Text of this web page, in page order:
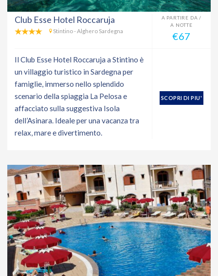
Club Esse Hotel Roccaruja
Stintino - Alghero Sardegna
A PARTIRE DA /
A NOTTE
€67
Il Club Esse Hotel Roccaruja a Stintino è
un villaggio turistico in Sardegna per
famiglie, immerso nello splendido
scenario della spiaggia La Pelosa e
affacciato sulla suggestiva Isola
dell’Asinara. Ideale per una vacanza tra
relax, mare e divertimento.
SCOPRI DI PIU'